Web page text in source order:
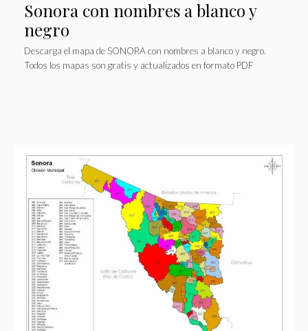
Sonora con nombres a blanco y
negro
Descarga el mapa de SONORA con nombres a blanco y negro.
Todos los mapas son gratis y actualizados en formato PDF